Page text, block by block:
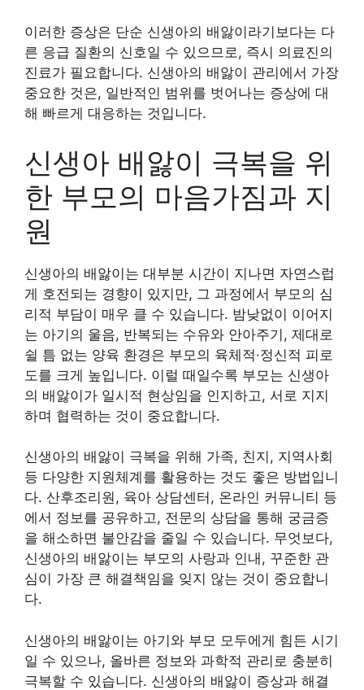
이러한 증상은 단순 신생아의 배앓이라기보다는 다
른 응급 질환의 신호일 수 있으므로, 즉시 의료진의
진료가 필요합니다. 신생아의 배앓이 관리에서 가장
중요한 것은, 일반적인 범위를 벗어나는 증상에 대
해 빠르게 대응하는 것입니다.
신생아 배앓이 극복을 위
한 부모의 마음가짐과 지
원
신생아의 배앓이는 대부분 시간이 지나면 자연스럽
게 호전되는 경향이 있지만, 그 과정에서 부모의 심
리적 부담이 매우 클 수 있습니다. 밤낮없이 이어지
는 아기의 울음, 반복되는 수유와 안아주기, 제대로
쉴 틈 없는 양육 환경은 부모의 육체적·정신적 피로
도를 크게 높입니다. 이럴 때일수록 부모는 신생아
의 배앓이가 일시적 현상임을 인지하고, 서로 지지
하며 협력하는 것이 중요합니다.
신생아의 배앓이 극복을 위해 가족, 친지, 지역사회
등 다양한 지원체계를 활용하는 것도 좋은 방법입니
다. 산후조리원, 육아 상담센터, 온라인 커뮤니티 등
에서 정보를 공유하고, 전문의 상담을 통해 궁금증
을 해소하면 불안감을 줄일 수 있습니다. 무엇보다,
신생아의 배앓이는 부모의 사랑과 인내, 꾸준한 관
심이 가장 큰 해결책임을 잊지 않는 것이 중요합니
다.
신생아의 배앓이는 아기와 부모 모두에게 힘든 시기
일 수 있으나, 올바른 정보와 과학적 관리로 충분히
극복할 수 있습니다. 신생아의 배앓이 증상과 해결